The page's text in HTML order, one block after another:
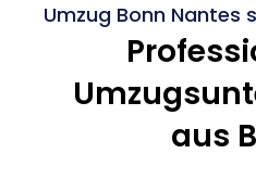
Umzug Bonn Nantes
aus